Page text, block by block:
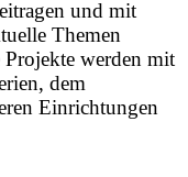
und mit
Themen
werden mit
dem
Einrichtungen